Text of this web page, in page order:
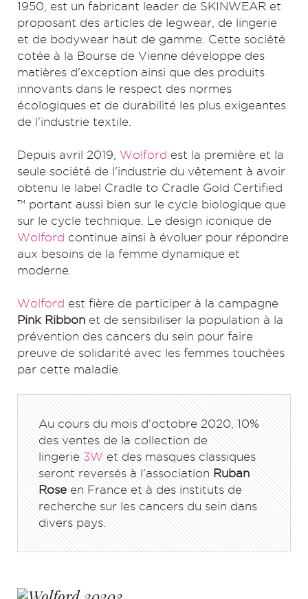
1950, est un fabricant leader de SKINWEAR et
proposant des articles de legwear, de lingerie
et de bodywear haut de gamme. Cette société
cotée à la Bourse de Vienne développe des
matières d'exception ainsi que des produits
innovants dans le respect des normes
écologiques et de durabilité les plus exigeantes
de l'industrie textile.
Depuis avril 2019, Wolford est la première et la
seule société de l'industrie du vêtement à avoir
obtenu le label Cradle to Cradle Gold Certified
™ portant aussi bien sur le cycle biologique que
sur le cycle technique.
Le design iconique de
Wolford continue ainsi à évoluer pour répondre
aux besoins de la femme dynamique et
moderne.
Wolford est fière de participer à la campagne
Pink Ribbon et de sensibiliser la population à la
prévention des cancers du sein pour faire
preuve de solidarité avec les femmes touchées
par cette maladie.
Au cours du mois d'octobre 2020, 10%
des ventes de la collection de
lingerie3Wet des masques classiques
seront reversés à l'associationRuban
Roseen France et à des instituts de
recherche sur les cancers du sein dans
divers pays.